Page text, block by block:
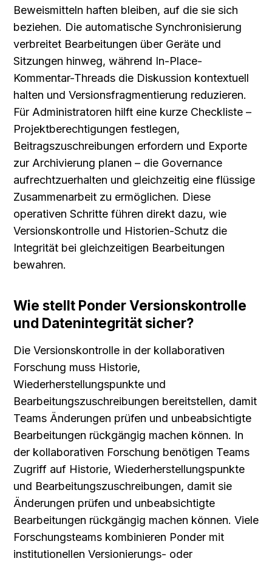
Beweismitteln haften bleiben, auf die sie sich
beziehen. Die automatische Synchronisierung
verbreitet Bearbeitungen über Geräte und
Sitzungen hinweg, während In-Place-
Kommentar-Threads die Diskussion kontextuell
halten und Versionsfragmentierung reduzieren.
Für Administratoren hilft eine kurze Checkliste –
Projektberechtigungen festlegen,
Beitragszuschreibungen erfordern und Exporte
zur Archivierung planen – die Governance
aufrechtzuerhalten und gleichzeitig eine flüssige
Zusammenarbeit zu ermöglichen. Diese
operativen Schritte führen direkt dazu, wie
Versionskontrolle und Historien-Schutz die
Integrität bei gleichzeitigen Bearbeitungen
bewahren.
Wie stellt Ponder Versionskontrolle
und Datenintegrität sicher?
Die Versionskontrolle in der kollaborativen
Forschung muss Historie,
Wiederherstellungspunkte und
Bearbeitungszuschreibungen bereitstellen, damit
Teams Änderungen prüfen und unbeabsichtigte
Bearbeitungen rückgängig machen können. In
der kollaborativen Forschung benötigen Teams
Zugriff auf Historie, Wiederherstellungspunkte
und Bearbeitungszuschreibungen, damit sie
Änderungen prüfen und unbeabsichtigte
Bearbeitungen rückgängig machen können. Viele
Forschungsteams kombinieren Ponder mit
institutionellen Versionierungs- oder